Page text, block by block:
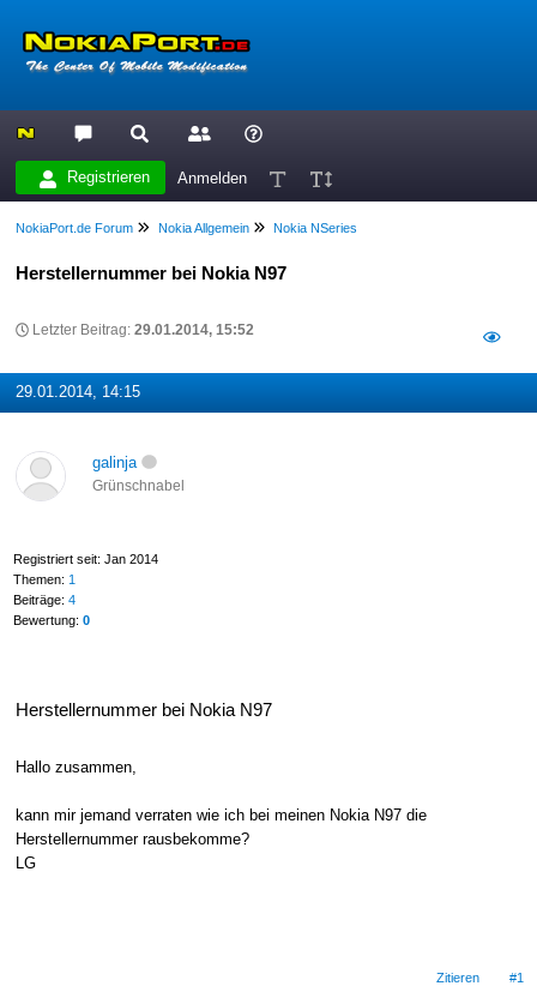
Registrieren Anmelden
NokiaPort.de Forum Nokia Allgemein Nokia NSeries
Herstellernummer bei Nokia N97
Letzter Beitrag:29.01.2014, 15:52
29.01.2014, 14:15
galinja
Grünschnabel
Registriert seit: Jan 2014
Themen: 1
Beiträge: 4
Bewertung: 0
Herstellernummer bei Nokia N97
Hallo zusammen,
kann mir jemand verraten wie ich bei meinen Nokia N97 die
Herstellernummer rausbekomme?
LG
Zitieren #1